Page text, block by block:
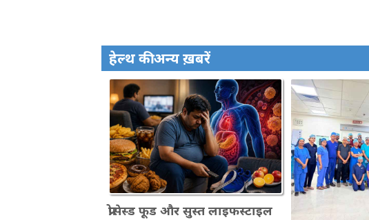
हेल्थ की अन्य ख़बरें
प्रोसेस्ड फूड और सुस्त लाइफस्टाइल